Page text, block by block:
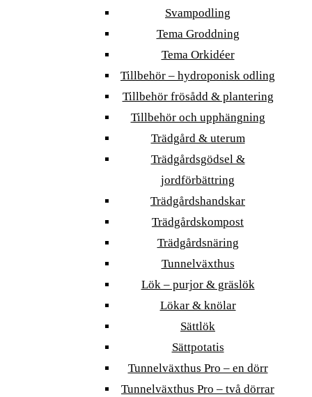
Svampodling
Tema Groddning
Tema Orkidéer
Tillbehör – hydroponisk odling
Tillbehör frösådd & plantering
Tillbehör och upphängning
Trädgård & uterum
Trädgårdsgödsel &
jordförbättring
Trädgårdshandskar
Trädgårdskompost
Trädgårdsnäring
Tunnelväxthus
Lök – purjor & gräslök
Lökar & knölar
Sättlök
Sättpotatis
Tunnelväxthus Pro – en dörr
Tunnelväxthus Pro – två dörrar